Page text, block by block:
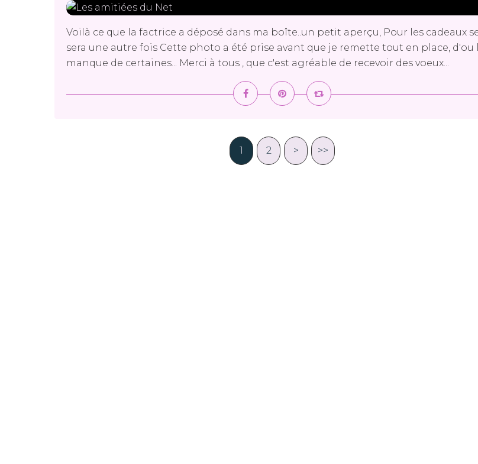
Voilà ce que la factrice a déposé dans ma boîte..un petit aperçu, Pour les cadeaux
sera une autre fois Cette photo a été prise avant que je remette tout en place, d'ou
manque de certaines... Merci à tous , que c'est agréable de recevoir des voeux...
1 2 > >>